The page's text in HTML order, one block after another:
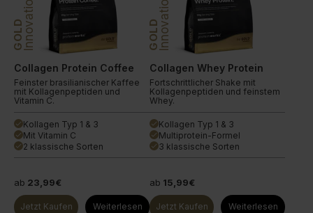
GOLDInnovation
Collagen Protein Coffee
Feinster brasilianischer Kaffee
mit Kollagenpeptiden und
Vitamin C.
done Kollagen Typ 1 & 3
done Mit Vitamin C
done 2 klassische Sorten
ab 23,99€
Jetzt Kaufen Weiterlesen
GOLDInnovation
Collagen Whey Protein
Fortschrittlicher Shake mit
Kollagenpeptiden und feinstem
Whey.
done Kollagen Typ 1 & 3
done Multiprotein-Formel
done 3 klassische Sorten
ab 15,99€
Jetzt Kaufen Weiterlesen